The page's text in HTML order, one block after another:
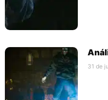
31 de